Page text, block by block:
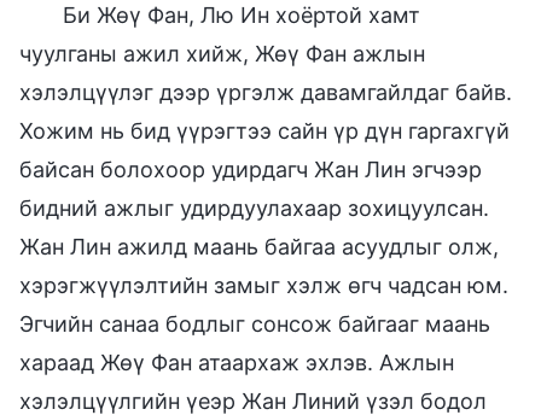
Би Жөү Фан, Лю Ин хоёртой хамт
чуулганы ажил хийж, Жөү Фан ажлын
хэлэлцүүлэг дээр үргэлж давамгайлдаг байв.
Хожим нь бид үүрэгтээ сайн үр дүн гаргахгүй
байсан болохоор удирдагч Жан Лин эгчээр
бидний ажлыг удирдуулахаар зохицуулсан.
Жан Лин ажилд маань байгаа асуудлыг олж,
хэрэгжүүлэлтийн замыг хэлж өгч чадсан юм.
Эгчийн санаа бодлыг сонсож байгааг маань
хараад Жөү Фан атаархаж эхлэв. Ажлын
хэлэлцүүлгийн үеэр Жан Линий үзэл бодол